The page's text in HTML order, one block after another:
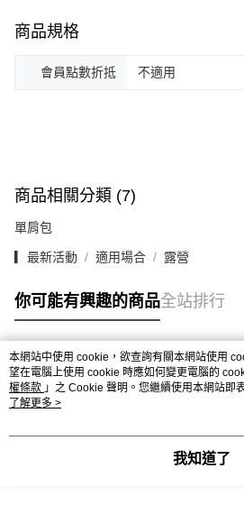
商品規格
會員點數折抵 不適用
商品相關分類 (7)
單肩包
▎最新活動 適用場合 露營
你可能有興趣的商品全站排行
熱門標籤
本網站中使用 cookie，欲查詢有關本網站使用
望在電腦上使用 cookie 時應如何變更電腦的
權條款 」之 Cookie 聲明。您繼續使用本網站即
用條款之 Cookie 聲明使用 cookie。
了解更多 >
我知道了